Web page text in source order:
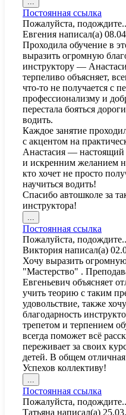
этот
метабокс
в
другое
состояние.
Постоянная ссылка
Пожалуйста,
Евгения написал(а)
Проходила обучение в
выразить огромную
инструктору —
терпеливо объясняет,
что-то не получается с
профессионализму и
перестала бояться
водить.
Каждое занятие
с акцентом на
Анастасия —
и искренним желанием
кто хочет не просто
научиться водить!
Спасибо автошколе за
инструктора!
этот
метабокс
в
другое
состояние.
Постоянная ссылка
Пожалуйста,
Виктория написал(а)
Хочу выразить
"Мастерство" .
Евгеньевич объясняет
учить теорию с таким
удовольствие, также
благодарность
трепетом и терпением
всегда поможет всë
переживает за своих
детей. В общем
Успехов коллективу!
этот
метабокс
в
Постоянная ссылка
Пожалуйста,
Татьяна написал(а)